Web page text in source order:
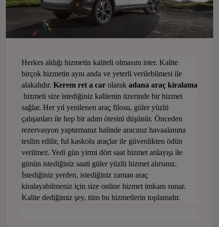
Herkes aldığı hizmetin kaliteli olmasını ister. Kalite
birçok hizmetin aynı anda ve yeterli verilebilmesi ile
alakalıdır. Kerem ret a car olarak adana araç kiralama
hizmeti size istediğiniz kalitenin üzerinde bir hizmet
sağlar. Her yıl yenilenen araç filosu, güler yüzlü
çalışanları ile hep bir adım ötesini düşünür. Önceden
rezervasyon yaptırmanız halinde aracınız havaalanına
teslim edilir, ful kaskolu araçlar ile güvenlikten ödün
verilmez. Yedi gün yirmi dört saat hizmet anlayışı ile
günün istediğiniz saati güler yüzlü hizmet alırsınız.
İstediğiniz yerden, istediğiniz zaman araç
kiralayabilmeniz için size online hizmet imkanı sunar.
Kalite dediğimiz şey, tüm bu hizmetlerin toplamıdır.